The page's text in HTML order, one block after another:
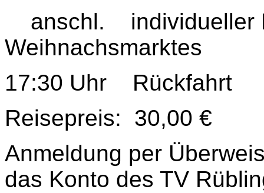
anschl. individueller
Weihnachsmarktes
17:30 Uhr Rückfahrt
Reisepreis: 30,00 €
Anmeldung per
das Konto des TV